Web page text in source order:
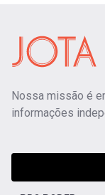
Nossa missão é
informações